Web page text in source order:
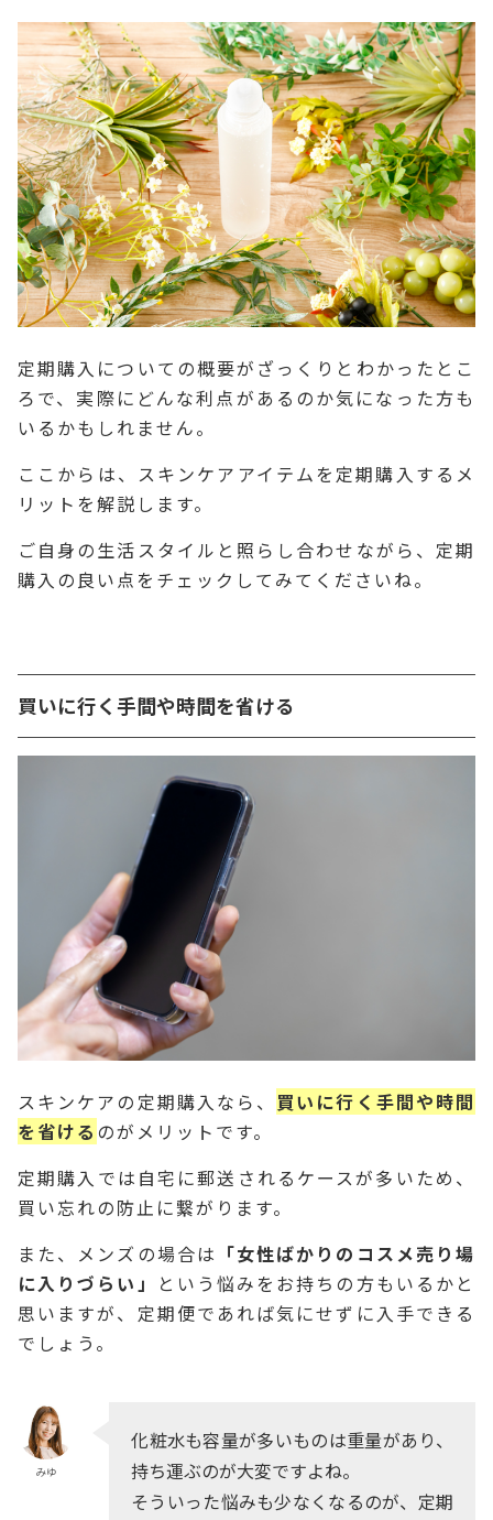
定期購入についての概要がざっくりとわかったとこ
ろで、実際にどんな利点があるのか気になった方も
いるかもしれません。
ここからは、スキンケアアイテムを定期購入するメ
リットを解説します。
ご自身の生活スタイルと照らし合わせながら、定期
購入の良い点をチェックしてみてくださいね。
買いに行く手間や時間を省ける
スキンケアの定期購入なら、 買いに行く手間や時間
を省ける のがメリットです。
定期購入では自宅に郵送されるケースが多いため、
買い忘れの防止に繋がります。
また、メンズの場合は 「女性ばかりのコスメ売り場
に入りづらい」
という悩みをお持ちの方もいるかと
思いますが、定期便であれば気にせずに入手できる
でしょう。
みゆ
化粧水も容量が多いものは重量があり、
持ち運ぶのが大変ですよね。
そういった悩みも少なくなるのが、定期